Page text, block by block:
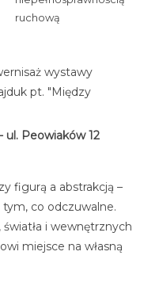
ruchową
wystawy
pt. "Między
ul. Peowiaków 12
figurą a abstrakcją –
co odczuwalne.
i wewnętrznych
miejsce na własną